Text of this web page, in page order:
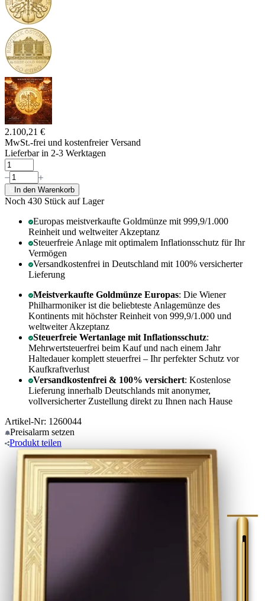
2.100,21 €
MwSt.-frei und kostenfreier Versand
Lieferbar in 2-3 Werktagen
In den Warenkorb
Noch 430 Stück auf Lager
Europas meistverkaufte Goldmünze mit 999,9/1.000
Reinheit und weltweiter Akzeptanz
Steuerfreie Anlage mit optimalem Inflationsschutz für Ihr
Vermögen
Versandkostenfrei in Deutschland mit 100% versicherter
Lieferung
Meistverkaufte Goldmünze Europas: Die Wiener
Philharmoniker ist die beliebteste Anlagemünze des
Kontinents mit höchster Reinheit von 999,9/1.000 und
weltweiter Akzeptanz
Steuerfreie Wertanlage mit Inflationsschutz:
Mehrwertsteuerfrei beim Kauf und nach einem Jahr
Haltedauer komplett steuerfrei – Ihr perfekter Schutz vor
Kaufkraftverlust
Versandkostenfrei & 100% versichert: Kostenlose
Lieferung innerhalb Deutschlands mit anonymer,
vollversicherter Zustellung direkt zu Ihnen nach Hause
Artikel-Nr: 1260044
Preisalarm setzen
Produkt teilen